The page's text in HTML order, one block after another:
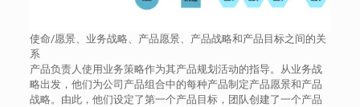
使命/愿景、业务战略、产品愿景、产品战略和产品目标之间的关
系
产品负责人使用业务策略作为其产品规划活动的指导。从业务战
略出发，他们为公司产品组合中的每种产品制定产品愿景和产品
战略。由此，他们设定了第一个产品目标，团队创建了一个产品